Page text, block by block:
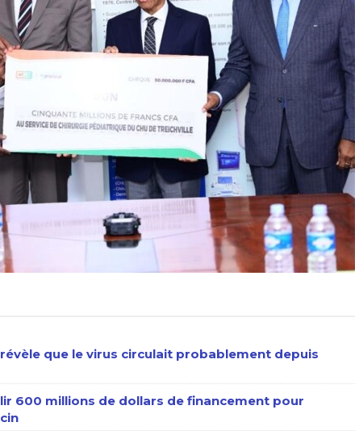
révèle que le virus circulait probablement depuis
600 millions de dollars de financement pour